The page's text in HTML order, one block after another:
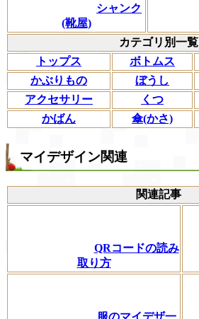
シャンク
(靴屋)
カテゴリ別一覧
トップス
ボトムス
かぶりもの
ぼうし
アクセサリー
くつ
かばん
傘(かさ)
マイデザイン関連
関連記事
QRコードの読み
取り方
服のマイデザ一